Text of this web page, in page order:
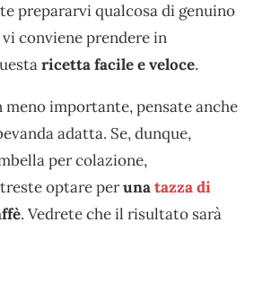
prepararvi qualcosa di genuino
conviene prendere in
ricetta facile e veloce.
importante, pensate anche
adatta. Se, dunque,
per colazione,
optare perunatazza di
. Vedrete che il risultato sarà